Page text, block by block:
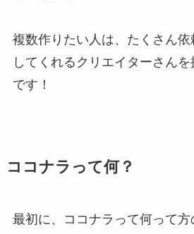
複数作りたい人は、 たくさん依
してくれるクリエイターさん
です！
ココナラって何？
最初に、ココナラって何って